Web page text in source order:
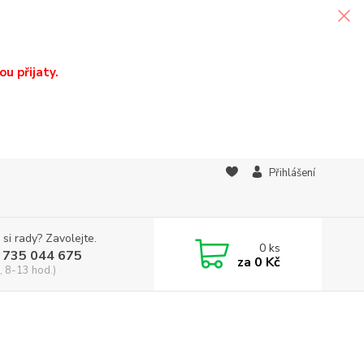
přijaty.
Přihlášení
rady? Zavolejte.
044 675
8-13 hod.)
0ks
za 0 Kč